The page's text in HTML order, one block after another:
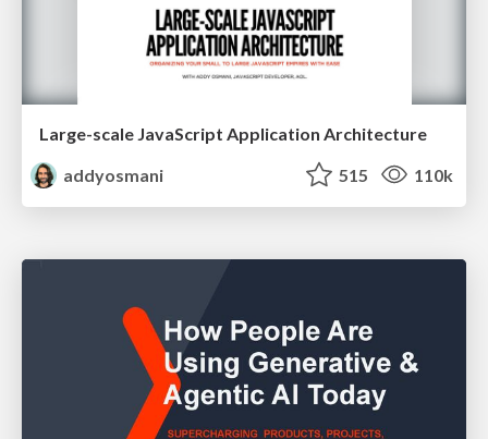
Large-scale JavaScript Application Architecture
addyosmani
515 110k